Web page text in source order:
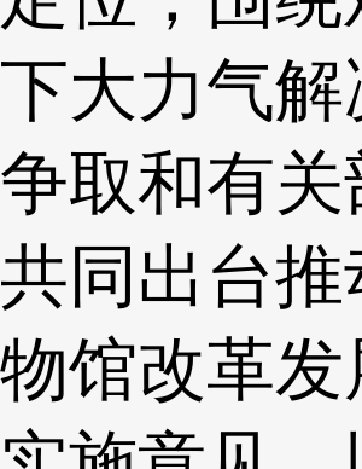
下大力气解
争取和有关
共同出台推
物馆改革发